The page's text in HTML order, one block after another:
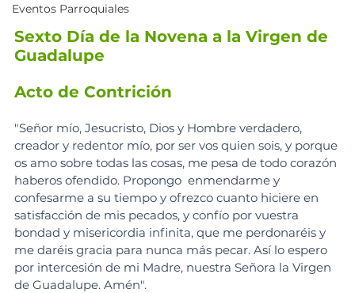
Eventos Parroquiales
Sexto Día de la Novena a la Virgen de
Guadalupe
Acto de Contrición
"Señor mío, Jesucristo, Dios y Hombre verdadero,
creador y redentor mío, por ser vos quien sois, y porque
os amo sobre todas las cosas, me pesa de todo corazón
haberos ofendido. Propongo  enmendarme y
confesarme a su tiempo y ofrezco cuanto hiciere en
satisfacción de mis pecados, y confío por vuestra
bondad y misericordia infinita, que me perdonaréis y
me daréis gracia para nunca más pecar. Así lo espero
por intercesión de mi Madre, nuestra Señora la Virgen
de Guadalupe. Amén".